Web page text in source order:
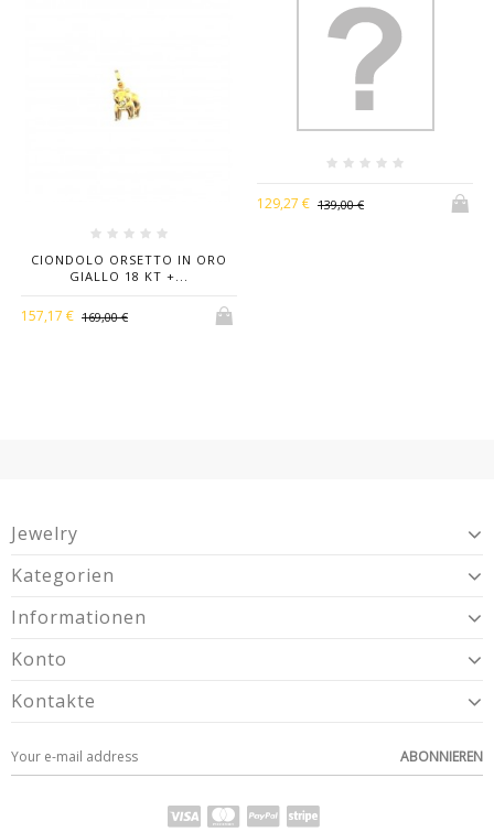
CIONDOLO ORSETTO IN ORO
GIALLO 18 KT +...
157,17 € 169,00 €
129,27 € 139,00 €
Jewelry
Kategorien
Informationen
Konto
Kontakte
ABONNIEREN